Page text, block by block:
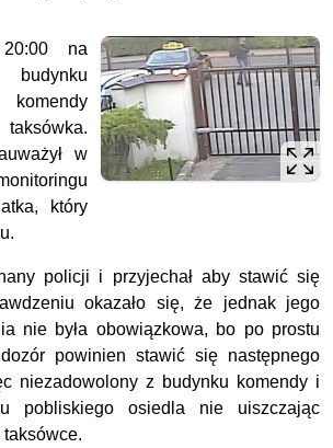
na
komendy
w
który
policji i przyjechał aby stawić się
okazało się, że jednak jego
nie była obowiązkowa, bo po prostu
powinien stawić się następnego
niezadowolony z budynku komendy i
pobliskiego osiedla nie uiszczając